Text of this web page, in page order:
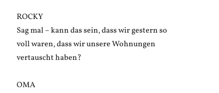
ROCKY
Sag mal – kann das sein, dass wir gestern so
voll waren, dass wir unsere Wohnungen
vertauscht haben?
OMA